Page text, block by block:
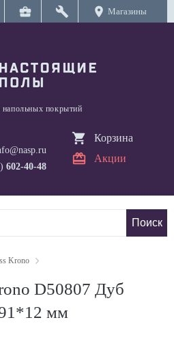
business_center build location_on Магазины
напольных покрытий
602-40-48
Корзина
Акции
Krono
D50807 Дуб
мм